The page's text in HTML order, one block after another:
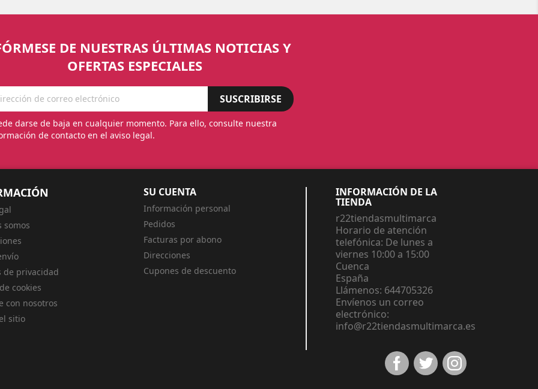
DE NUESTRAS ÚLTIMAS NOTICIAS Y
OFERTAS ESPECIALES
darse de baja en cualquier momento. Para ello, consulte nuestra
de contacto en el aviso legal.
somos
de privacidad
cookies
con nosotros
sitio
SU CUENTA
Información personal
Pedidos
Facturas por abono
Direcciones
Cupones de descuento
INFORMACIÓN DE LA
TIENDA
r22tiendasmultimarca
Horario de atención
telefónica: De lunes a
viernes 10:00 a 15:00
Cuenca
España
Llámenos: 644705326
Envíenos un correo
electrónico:
info@r22tiendasmultimarca.es
FacebookTwitter